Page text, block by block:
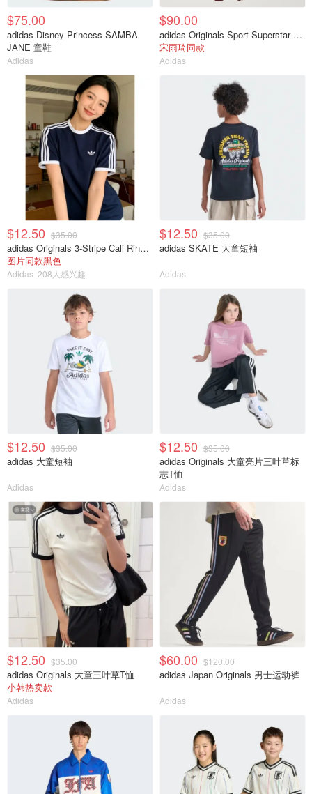
$75.00
adidas Disney Princess SAMBA
JANE 童鞋
Adidas
$90.00
adidas Originals Sport Superstar 7/8紧身裤
宋雨琦同款
Adidas
$12.50 $35.00
adidas Originals 3-Stripe Cali Ringer 短袖T恤
图片同款黑色
Adidas 208人感兴趣
$12.50 $35.00
adidas SKATE 大童短袖
Adidas
$12.50 $35.00
adidas 大童短袖
Adidas
$12.50 $35.00
adidas Originals 大童亮片三叶草标
志T恤
Adidas
$12.50 $35.00
adidas Originals 大童三叶草T恤
小韩热卖款
Adidas
$60.00 $120.00
adidas Japan Originals 男士运动裤
Adidas